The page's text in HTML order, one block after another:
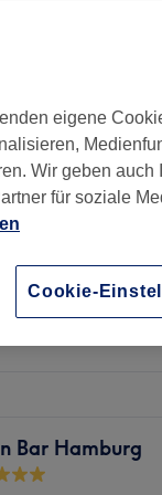
Bar Hamburg
eigene
Wir geben auch
für soziale
Cookie-